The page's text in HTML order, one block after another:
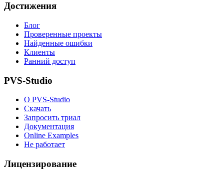
Достижения
Блог
Проверенные проекты
Найденные ошибки
Клиенты
Ранний доступ
PVS-Studio
О PVS-Studio
Скачать
Запросить триал
Документация
Online Examples
Не работает
Лицензирование